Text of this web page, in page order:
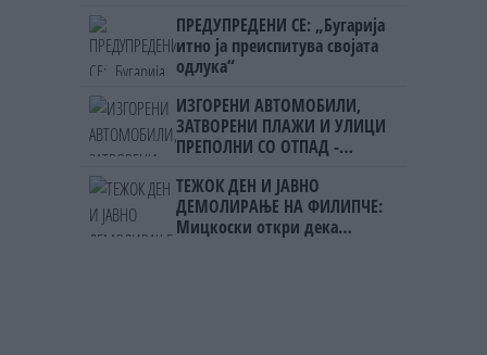
ПРЕДУПРЕДЕНИ СЕ: „Бугарија
итно ја преиспитува својата
одлука“
ИЗГОРЕНИ АВТОМОБИЛИ,
ЗАТВОРЕНИ ПЛАЖИ И УЛИЦИ
ПРЕПОЛНИ СО ОТПАД -
мигрантскиот бран кон Сеута
ТЕЖОК ДЕН И ЈАВНО
ДЕМОЛИРАЊЕ НА ФИЛИПЧЕ:
Мицкоски откри дека